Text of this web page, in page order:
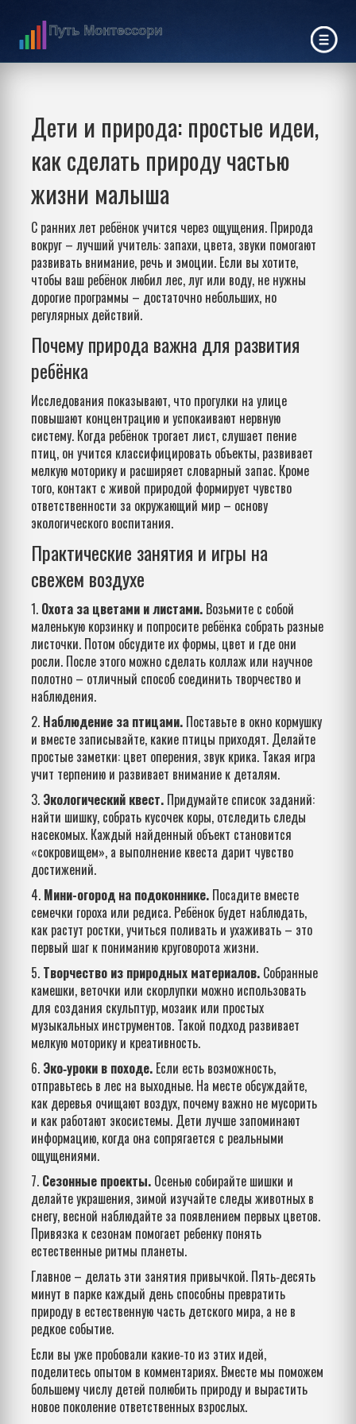
Дети и природа: простые идеи,
как сделать природу частью
жизни малыша
С ранних лет ребёнок учится через ощущения. Природа
вокруг – лучший учитель: запахи, цвета, звуки помогают
развивать внимание, речь и эмоции. Если вы хотите,
чтобы ваш ребёнок любил лес, луг или воду, не нужны
дорогие программы – достаточно небольших, но
регулярных действий.
Почему природа важна для развития
ребёнка
Исследования показывают, что прогулки на улице
повышают концентрацию и успокаивают нервную
систему. Когда ребёнок трогает лист, слушает пение
птиц, он учится классифицировать объекты, развивает
мелкую моторику и расширяет словарный запас. Кроме
того, контакт с живой природой формирует чувство
ответственности за окружающий мир – основу
экологического воспитания.
Практические занятия и игры на
свежем воздухе
1. Охота за цветами и листами. Возьмите с собой
маленькую корзинку и попросите ребёнка собрать разные
листочки. Потом обсудите их формы, цвет и где они
росли. После этого можно сделать коллаж или научное
полотно – отличный способ соединить творчество и
наблюдения.
2. Наблюдение за птицами. Поставьте в окно кормушку
и вместе записывайте, какие птицы приходят. Делайте
простые заметки: цвет оперения, звук крика. Такая игра
учит терпению и развивает внимание к деталям.
3. Экологический квест. Придумайте список заданий:
найти шишку, собрать кусочек коры, отследить следы
насекомых. Каждый найденный объект становится
«сокровищем», а выполнение квеста дарит чувство
достижений.
4. Мини-огород на подоконнике. Посадите вместе
семечки гороха или редиса. Ребёнок будет наблюдать,
как растут ростки, учиться поливать и ухаживать – это
первый шаг к пониманию круговорота жизни.
5. Творчество из природных материалов. Собранные
камешки, веточки или скорлупки можно использовать
для создания скульптур, мозаик или простых
музыкальных инструментов. Такой подход развивает
мелкую моторику и креативность.
6. Эко‑уроки в походе. Если есть возможность,
отправьтесь в лес на выходные. На месте обсуждайте,
как деревья очищают воздух, почему важно не мусорить
и как работают экосистемы. Дети лучше запоминают
информацию, когда она сопрягается с реальными
ощущениями.
7. Сезонные проекты. Осенью собирайте шишки и
делайте украшения, зимой изучайте следы животных в
снегу, весной наблюдайте за появлением первых цветов.
Привязка к сезонам помогает ребенку понять
естественные ритмы планеты.
Главное – делать эти занятия привычкой. Пять‑десять
минут в парке каждый день способны превратить
природу в естественную часть детского мира, а не в
редкое событие.
Если вы уже пробовали какие‑то из этих идей,
поделитесь опытом в комментариях. Вместе мы поможем
большему числу детей полюбить природу и вырастить
новое поколение ответственных взрослых.